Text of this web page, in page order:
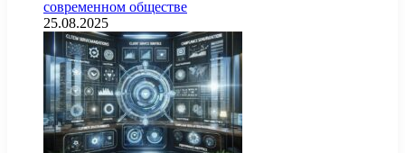
современном обществе
25.08.2025